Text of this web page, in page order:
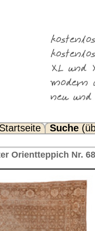
Noch Fragen? FAQ...